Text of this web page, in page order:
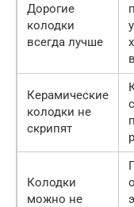
Дорогие
колодки
всегда лучше
Керамические
колодки не
скрипят
Колодки
можно не